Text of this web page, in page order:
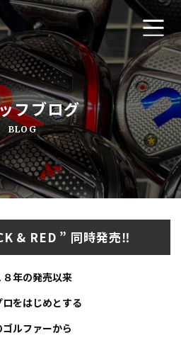
フブログ
BLOG
& RED ” 同時発売‼
８年の発売以来
ロをはじめとする
ルファーから